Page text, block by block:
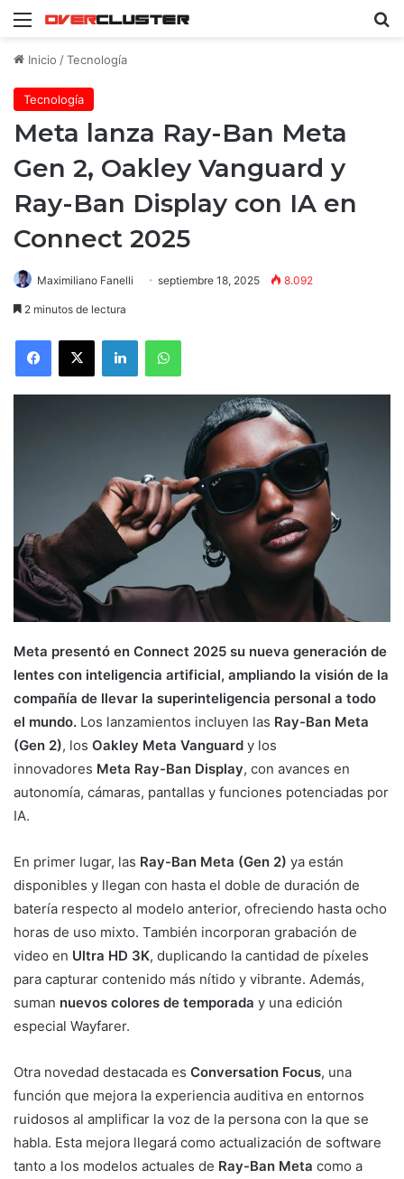
Menú
Inicio /Tecnología
Tecnología
Meta lanza Ray-Ban Meta
Gen 2, Oakley Vanguard y
Ray-Ban Display con IA en
Connect 2025
Maximiliano Fanelli septiembre 18, 2025 8.092
2 minutos de lectura
Facebook
X LinkedInWhatsApp
Meta presentó en Connect 2025 su nueva generación de
lentes con inteligencia artificial, ampliando la visión de la
compañía de llevar la superinteligencia personal a todo
el mundo. Los lanzamientos incluyen las Ray-Ban Meta
(Gen 2), los Oakley Meta Vanguard y los
innovadores Meta Ray-Ban Display, con avances en
autonomía, cámaras, pantallas y funciones potenciadas por
IA.
En primer lugar, las Ray-Ban Meta (Gen 2) ya están
disponibles y llegan con hasta el doble de duración de
batería respecto al modelo anterior, ofreciendo hasta ocho
horas de uso mixto. También incorporan grabación de
video en Ultra HD 3K, duplicando la cantidad de píxeles
para capturar contenido más nítido y vibrante. Además,
suman nuevos colores de temporada y una edición
especial Wayfarer.
Otra novedad destacada es Conversation Focus, una
función que mejora la experiencia auditiva en entornos
ruidosos al amplificar la voz de la persona con la que se
habla. Esta mejora llegará como actualización de software
tanto a los modelos actuales de Ray-Ban Meta como a